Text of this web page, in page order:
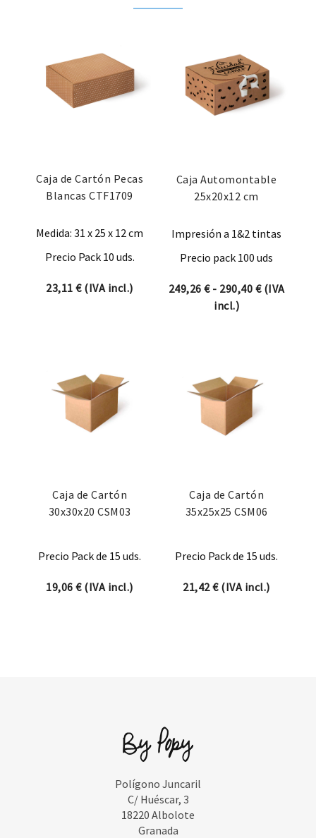
Caja de Cartón Pecas
Blancas CTF1709
Medida: 31 x 25 x 12 cm
Precio Pack 10 uds.
23,11€(IVA incl.)
Caja Automontable
25x20x12 cm
Impresión a 1&2 tintas
Precio pack 100 uds
249,26 € - 290,40 €Rango de
(IVA
incl.)
Caja de Cartón
30x30x20 CSM03
Precio Pack de 15 uds.
19,06€(IVA incl.)
Caja de Cartón
35x25x25 CSM06
Precio Pack de 15 uds.
21,42€(IVA incl.)
Polígono Juncaril
C/ Huéscar, 3
18220 Albolote
Granada